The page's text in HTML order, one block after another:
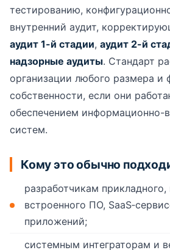
тестированию,
внутренний аудит,
аудит 1-й стадии, аудит 2-й
надзорные аудиты. Стандарт
организации любого размера и
собственности, если они
обеспечением информационно-
систем.
Кому это обычно
разработчикам
встроенного ПО,
приложений;
системным интеграторам и